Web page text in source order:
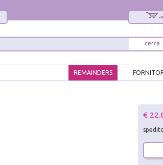
REMAINDERS
€
Interessato ai
Sarai informato delle
comunque cancellarti